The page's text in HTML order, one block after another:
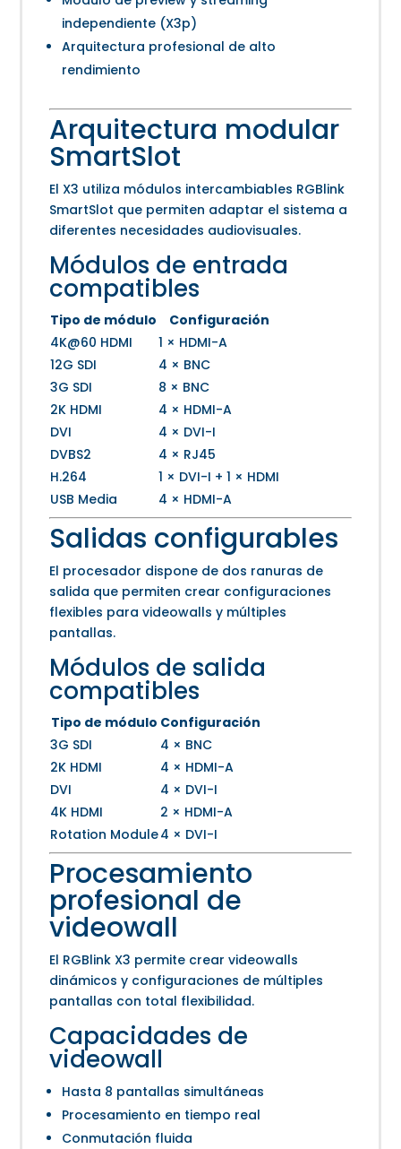
independiente (X3p)
Arquitectura profesional de alto
rendimiento
Arquitectura modular
SmartSlot
El X3 utiliza módulos intercambiables RGBlink
SmartSlot que permiten adaptar el sistema a
diferentes necesidades audiovisuales.
Módulos de entrada
compatibles
Tipo de módulo
Configuración
4K@60 HDMI
1 × HDMI-A
12G SDI
4 × BNC
3G SDI
8 × BNC
2K HDMI
4 × HDMI-A
DVI
4 × DVI-I
DVBS2
4 × RJ45
H.264
1 × DVI-I + 1 × HDMI
USB Media
4 × HDMI-A
Salidas configurables
El procesador dispone de dos ranuras de
salida que permiten crear configuraciones
flexibles para videowalls y múltiples
pantallas.
Módulos de salida
compatibles
Tipo de módulo Configuración
3G SDI
4 × BNC
2K HDMI
4 × HDMI-A
DVI
4 × DVI-I
4K HDMI
2 × HDMI-A
Rotation Module4 × DVI-I
Procesamiento
profesional de
videowall
El RGBlink X3 permite crear videowalls
dinámicos y configuraciones de múltiples
pantallas con total flexibilidad.
Capacidades de
videowall
Hasta 8 pantallas simultáneas
Procesamiento en tiempo real
Conmutación fluida